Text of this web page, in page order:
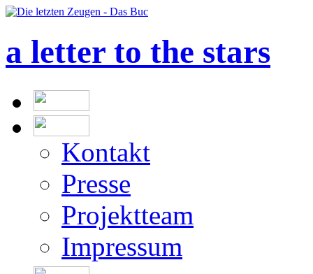
a letter to the stars
Kontakt
Presse
Projektteam
Impressum